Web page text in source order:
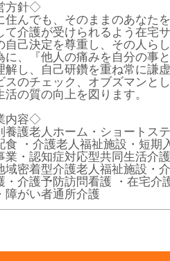
方針◇
住んでも、そのままのあなた
て介護が受けられるよう在宅
自己決定を尊重し、その人ら
に、『他人の痛みを自分の事
解し、自己研鑽を重ね常に謙
スのチェック、オブズマンと
活の質の向上を図ります。
内容◇
養護老人ホーム・ショートス
食 ・介護老人福祉施設・短期
業・認知症対応型共同生活介
域密着型介護老人福祉施設・
・介護予防訪問看護 ・在宅介
障がい者通所介護